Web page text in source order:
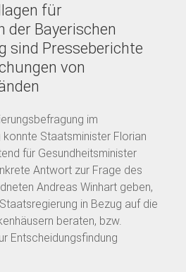
für
der Bayerischen
sind Presseberichte
von
im
Staatsminister Florian
für Gesundheitsminister
Antwort zur Frage des
Andreas Winhart geben,
in Bezug auf die
beraten, bzw.
Entscheidungsfindung